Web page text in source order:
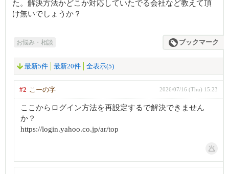
た。解決方法かどこか対応していたでる会社など教えて頂
け無いでしょうか？
お悩み・相談 ブックマーク
最新5件 最新20件 全表示(5)
#2 こーの字 2026/07/16 (Thu) 15:23
ここからログイン方法を再設定するで解決できません
か？
https://login.yahoo.co.jp/ar/top